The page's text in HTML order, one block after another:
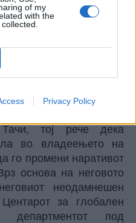
of my
with the
Privacy Policy
зад случајот.
така, честопати се
на командата и
овие пошироки
Тој го обвини
„пример за
тој рече дека
во владеењето на
го промени наративот
основа на неговото
неодамнешен
за глобален
под